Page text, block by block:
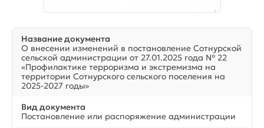
Название документа
О внесении изменений в постановление Сотнурской
сельской администрации от 27.01.2025 года № 22
«Профилактике терроризма и экстремизма на
территории Сотнурского сельского поселения на
2025-2027 годы»
Вид документа
Постановление или распоряжение администрации